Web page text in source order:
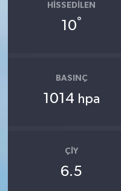
HISSEDILEN
10°
BASINÇ
1014 hpa
ÇIY
6.5